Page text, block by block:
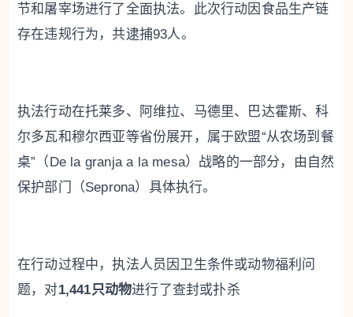
节和屠宰场进行了全面执法。此次行动因食品生产链
存在违规行为，共逮捕93人。
执法行动在托莱多、阿维拉、马德里、巴达霍斯、科
尔多瓦和穆尔西亚等省份展开，属于欧盟“从农场到餐
桌”（De la granja a la mesa）战略的一部分，由自然
保护部门（Seprona）具体执行。
在行动过程中，执法人员因卫生条件或动物福利问
题，对1,441只动物进行了查封或扑杀